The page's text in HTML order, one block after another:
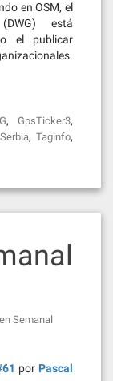
en OSM, el
está
el publicar
,GpsTicker3,
Serbia, Taginfo,
Semanal
por Pascal